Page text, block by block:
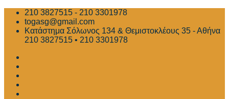
Skip
content
210 3827515 - 210 3301978
togasg@gmail.com
Κατάστημα Σόλωνος 134 & Θεμιστοκλέους 35 - Αθήνα
210 3827515 • 210 3301978